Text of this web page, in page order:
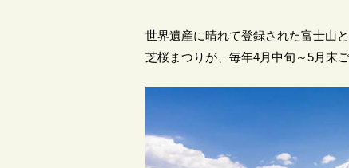
世界遺産に晴れて登録された富士山
芝桜まつりが、毎年4月中旬～5月末